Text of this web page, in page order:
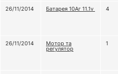
26/11/2014
Батарея 10Аг 11.1v 4
26/11/2014
Мотор та
регулятор
1